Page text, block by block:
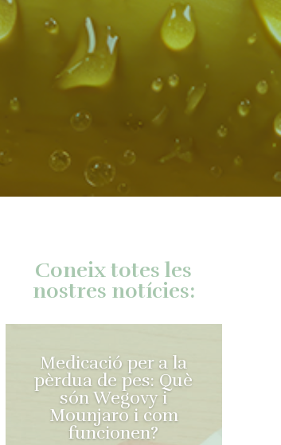
Coneix totes les
nostres notícies:
Medicació per a la
pèrdua de pes: Què
són Wegovy i
Mounjaro i com
funcionen?